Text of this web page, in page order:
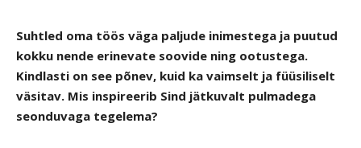
Suhtled oma töös väga paljude inimestega ja puutud
kokku nende erinevate soovide ning ootustega.
Kindlasti on see põnev, kuid ka vaimselt ja füüsiliselt
väsitav. Mis inspireerib Sind jätkuvalt pulmadega
seonduvaga tegelema?